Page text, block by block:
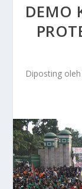
DEMO
Diposting oleh